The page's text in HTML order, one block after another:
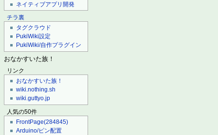
ネイティブアプリ開発
チラ裏
タグクラウド
PukiWiki設定
PukiWiki/自作プラグイン
おなかすいた族！
リンク
おなかすいた族！
wiki.nothing.sh
wiki.guttyo.jp
人気の50件
FrontPage(284845)
Arduino/ピン配置